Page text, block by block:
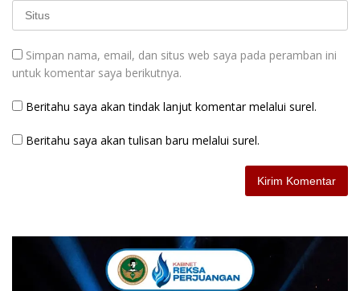
Simpan nama, email, dan situs web saya pada peramban ini
untuk komentar saya berikutnya.
Beritahu saya akan tindak lanjut komentar melalui surel.
Beritahu saya akan tulisan baru melalui surel.